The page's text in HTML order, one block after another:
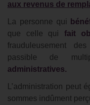
aux revenus de
La personne qui
que celle qui fait
frauduleusement
passible de
administratives.
L’administration peut
sommes indûment